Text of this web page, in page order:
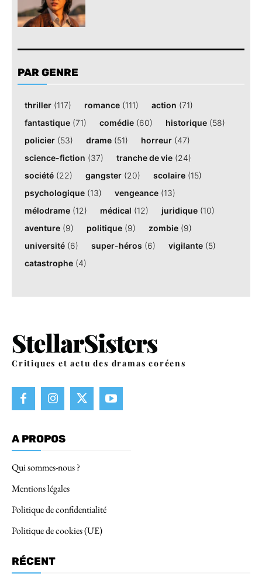
PAR GENRE
thriller (117) romance (111) action (71)
fantastique (71) comédie (60) historique (58)
policier (53) drame (51) horreur (47)
science-fiction (37) tranche de vie (24)
société (22) gangster (20) scolaire (15)
psychologique (13) vengeance (13)
mélodrame (12) médical (12) juridique (10)
aventure (9) politique (9) zombie (9)
université (6) super-héros (6) vigilante (5)
catastrophe (4)
Critiques et actu des dramas coréens
A PROPOS
Qui sommes-nous ?
Mentions légales
Politique de confidentialité
Politique de cookies (UE)
RÉCENT